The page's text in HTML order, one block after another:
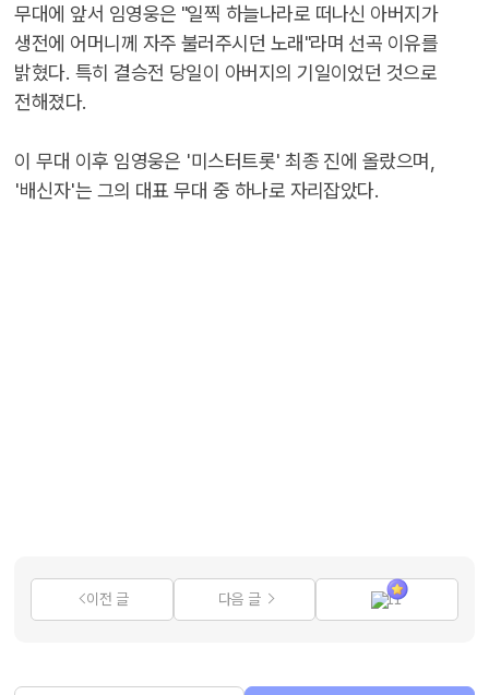
무대에 앞서 임영웅은 "일찍 하늘나라로 떠나신 아버지가
생전에 어머니께 자주 불러주시던 노래"라며 선곡 이유를
밝혔다. 특히 결승전 당일이 아버지의 기일이었던 것으로
전해졌다.
이 무대 이후 임영웅은 '미스터트롯' 최종 진에 올랐으며,
'배신자'는 그의 대표 무대 중 하나로 자리잡았다.
이전 글 다음 글 11